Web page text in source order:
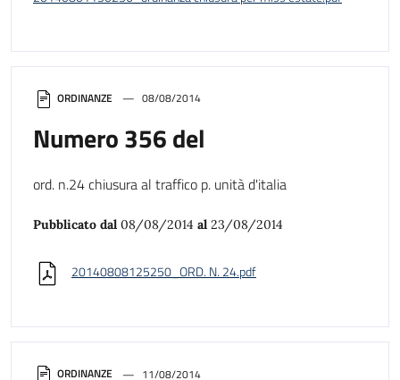
ORDINANZE 11/08/2014
ORDINANZE 08/08/2014
Numero 356 del
ord. n.24 chiusura al traffico p. unità d'italia
Pubblicato dal 08/08/2014 al 23/08/2014
20140808125250_ORD. N. 24.pdf